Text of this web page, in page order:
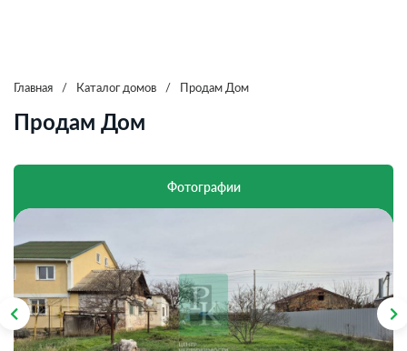
Главная / Каталог домов / Продам Дом
Продам Дом
Фотографии